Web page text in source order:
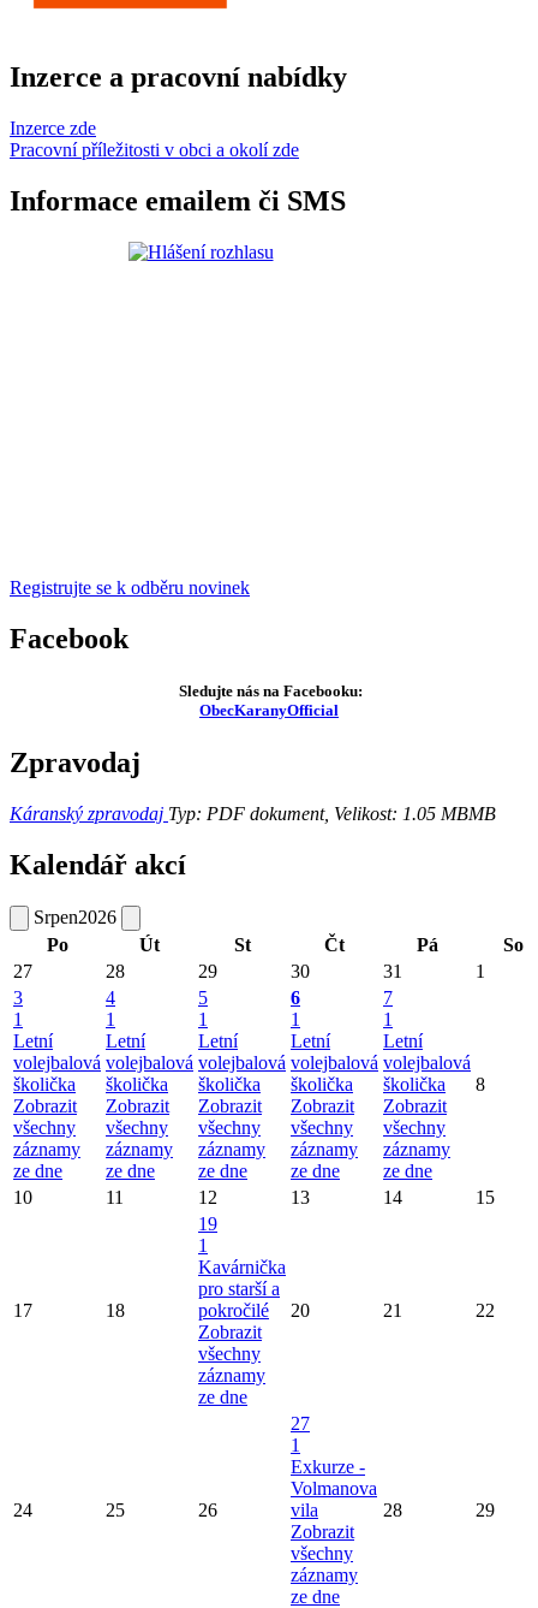
Inzerce a pracovní nabídky
Inzerce zde
Pracovní příležitosti v obci a okolí zde
Informace emailem či SMS
Registrujte se k odběru novinek
Facebook
Sledujte nás na Facebooku:
ObecKaranyOfficial
Zpravodaj
Káranský zpravodaj Typ: PDF dokument, Velikost: 1.05 MBMB
Kalendář akcí
Srpen2026
Po
Út St Čt Pá
So
27
28 29 30 31
1
3
1
Letní
volejbalová
školička
Zobrazit
všechny
záznamy
ze dne
4
1
Letní
volejbalová
školička
Zobrazit
všechny
záznamy
ze dne
5
1
Letní
volejbalová
školička
Zobrazit
všechny
záznamy
ze dne
6
1
Letní
volejbalová
školička
Zobrazit
všechny
záznamy
ze dne
7
1
Letní
volejbalová
školička
Zobrazit
všechny
záznamy
ze dne
8
10 11 12 13 14 15
17 18
19
1
Kavárnička
pro starší a
pokročilé
Zobrazit
všechny
záznamy
ze dne
20 21 22
24 25 26
27
1
Exkurze -
Volmanova
vila
Zobrazit
všechny
záznamy
ze dne
28 29